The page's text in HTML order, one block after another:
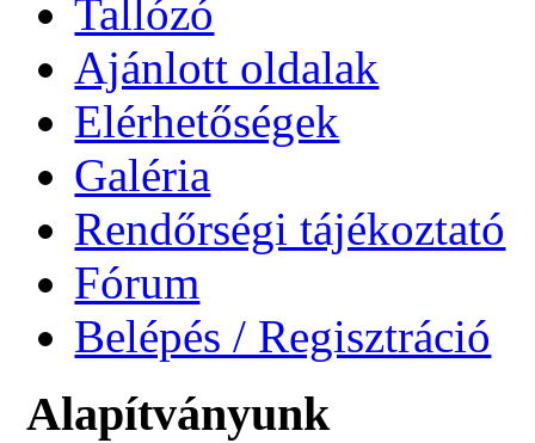
Tallózó
Ajánlott oldalak
Elérhetőségek
Galéria
Rendőrségi tájékoztató
Fórum
Belépés / Regisztráció
Alapítványunk